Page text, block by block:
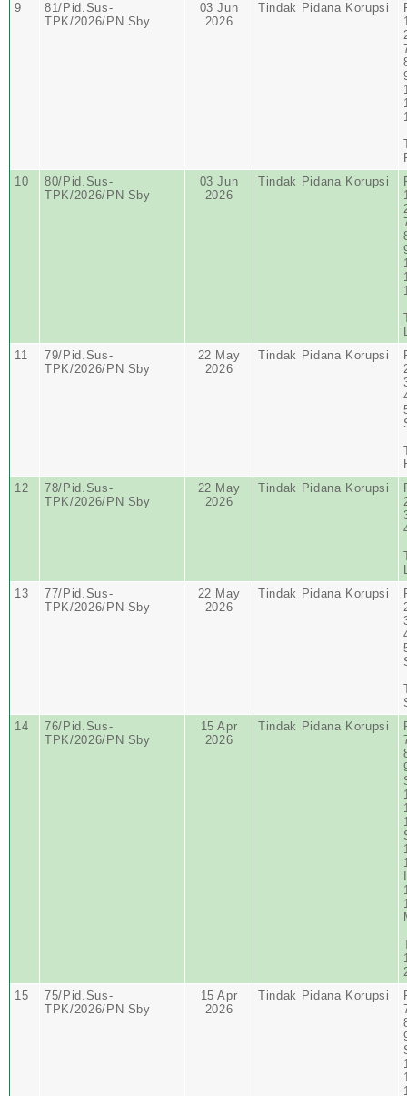
9
81/Pid.Sus-
TPK/2026/PN Sby
03 Jun
2026
Tindak Pidana Korupsi
10
80/Pid.Sus-
TPK/2026/PN Sby
03 Jun
2026
Tindak Pidana Korupsi
11
79/Pid.Sus-
TPK/2026/PN Sby
22 May
2026
Tindak Pidana Korupsi
12
78/Pid.Sus-
TPK/2026/PN Sby
22 May
2026
Tindak Pidana Korupsi
13
77/Pid.Sus-
TPK/2026/PN Sby
22 May
2026
Tindak Pidana Korupsi
14
76/Pid.Sus-
TPK/2026/PN Sby
15 Apr
2026
Tindak Pidana Korupsi
15
75/Pid.Sus-
TPK/2026/PN Sby
15 Apr
2026
Tindak Pidana Korupsi